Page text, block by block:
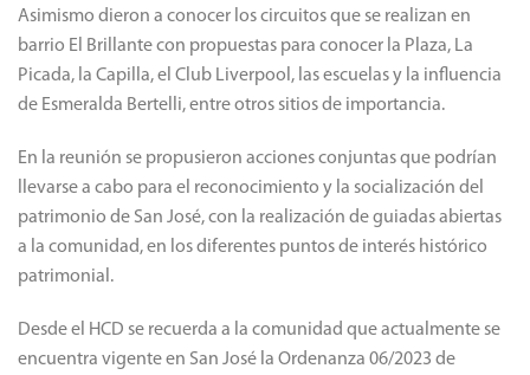
Asimismo dieron a conocer los circuitos que se realizan en
barrio El Brillante con propuestas para conocer la Plaza, La
Picada, la Capilla, el Club Liverpool, las escuelas y la influencia
de Esmeralda Bertelli, entre otros sitios de importancia.
En la reunión se propusieron acciones conjuntas que podrían
llevarse a cabo para el reconocimiento y la socialización del
patrimonio de San José, con la realización de guiadas abiertas
a la comunidad, en los diferentes puntos de interés histórico
patrimonial.
Desde el HCD se recuerda a la comunidad que actualmente se
encuentra vigente en San José la Ordenanza 06/2023 de